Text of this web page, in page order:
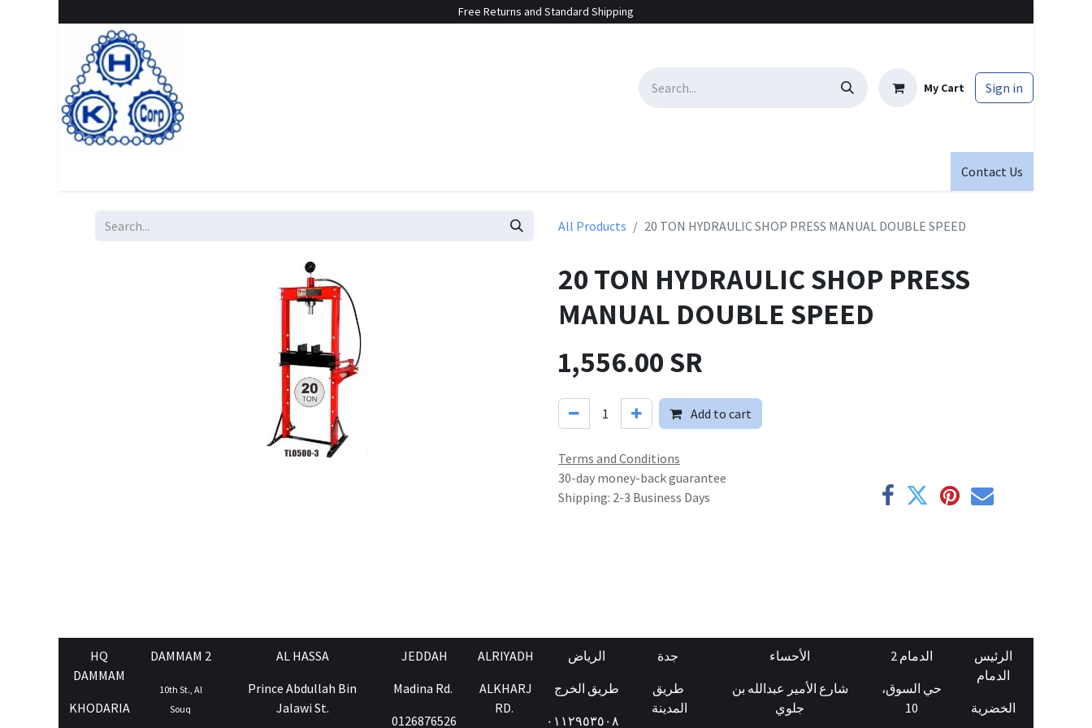
Free Returns and Standard Shipping
My Cart Sign in
Contact Us
All Products 20 TON HYDRAULIC SHOP PRESS MANUAL DOUBLE SPEED
20 TON HYDRAULIC SHOP PRESS
MANUAL DOUBLE SPEED
1,556.00SR
Add to cart
Terms and Conditions
30-day money-back guarantee
Shipping: 2-3 Business Days
HQ
DAMMAM
KHODARIA
DAMMAM 2
10th St., Al
Souq
AL HASSA
Prince Abdullah Bin
Jalawi St.
الرئيس
الدمام
الخضرية
الدمام 2
حي السوق،
10
الأحساء
شارع الأمير عبدالله بن
جلوي
جدة
طريق
المدينة
الرياض
طريق الخرج
٠١١٢٩٥٣٥٠٨
ALRIYADH
ALKHARJ
RD.
JEDDAH
Madina Rd.
0126876526